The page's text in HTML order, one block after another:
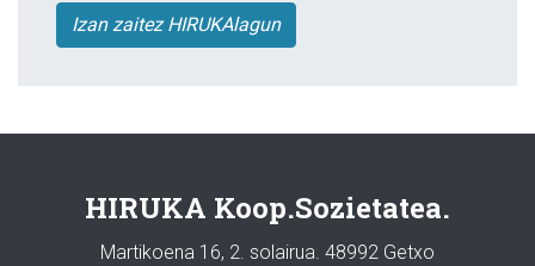
Izan zaitez HIRUKAlagun
HIRUKA Koop.Sozietatea.
Martikoena 16, 2. solairua. 48992 Getxo